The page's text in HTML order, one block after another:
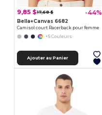
9,85 $17,68 $ -44%
Bella+Canvas 6682
Camisol court Racerback pour femme
+5 Couleurs
Ajouter au Panier